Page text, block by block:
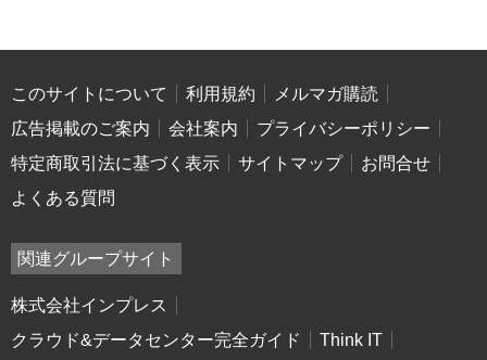
このサイトについて 利用規約
メルマガ購読
広告掲載のご案内
会社案内
プライバシーポリシー
特定商取引法に基づく表示
サイトマップ
お問合せ
よくある質問
関連グループサイト
株式会社インプレス
クラウド&データセンター完全ガイド
Think IT